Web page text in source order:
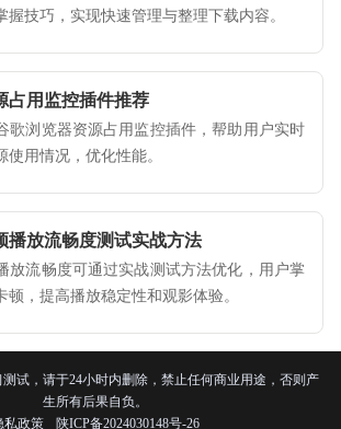
握技巧，实现快速管理与整理下载内容。
占用监控插件推荐
歌浏览器资源占用监控插件，帮助用户实时
使用情况，优化性能。
播放流畅度测试实战方法
放流畅度可通过实战测试方法优化，用户掌
顿，提高播放稳定性和观影体验。
试，请于24小时内删除，禁止任何商业用途，否则产
生所有后果自负。
私政策
陕ICP备2024030148号-26